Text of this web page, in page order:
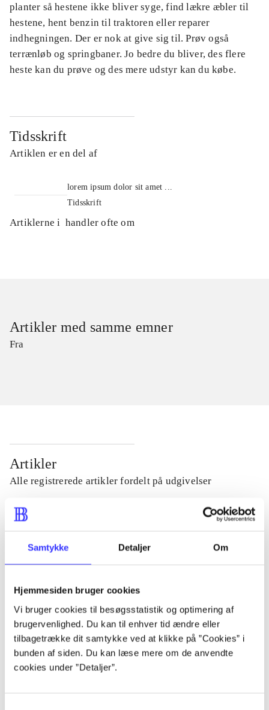
Samtykke Detaljer Om
Hjemmesiden bruger cookies
Vi bruger cookies til besøgsstatistik og optimering af
brugervenlighed. Du kan til enhver tid ændre eller
tilbagetrække dit samtykke ved at klikke på ”Cookies” i
bunden af siden. Du kan læse mere om de anvendte
cookies under ”Detaljer”.
planter så hestene ikke bliver syge, find lækre æbler til
hestene, hent benzin til traktoren eller reparer
indhegningen. Der er nok at give sig til. Prøv også
terrænløb og springbaner. Jo bedre du bliver, des flere
heste kan du prøve og des mere udstyr kan du købe.
Tidsskrift
Artiklen er en del af
lorem ipsum dolor sit amet ...
Tidsskrift
Artiklerne i handler ofte om
Artikler med samme emner
Fra
Artikler
Alle registrerede artikler fordelt på udgivelser
...
...
...